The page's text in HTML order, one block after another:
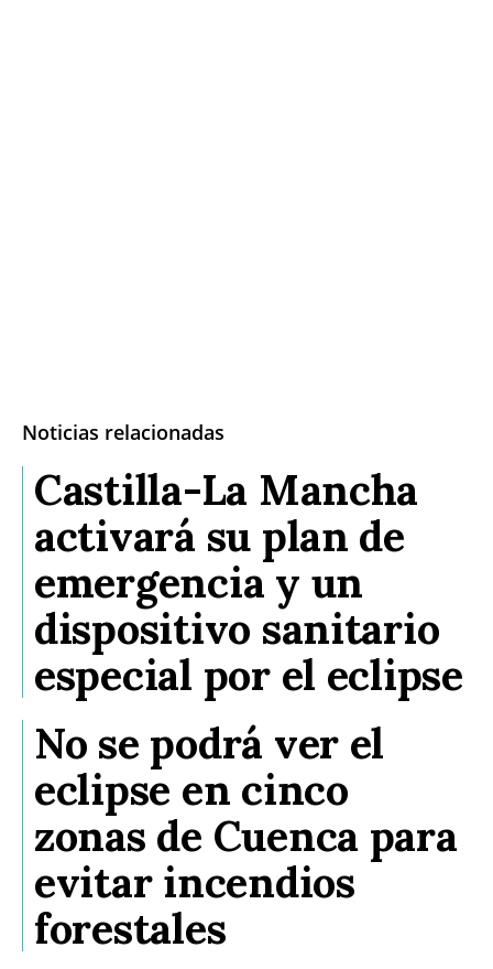
Noticias relacionadas
Castilla-La Mancha
activará su plan de
emergencia y un
dispositivo sanitario
especial por el eclipse
No se podrá ver el
eclipse en cinco
zonas de Cuenca para
evitar incendios
forestales